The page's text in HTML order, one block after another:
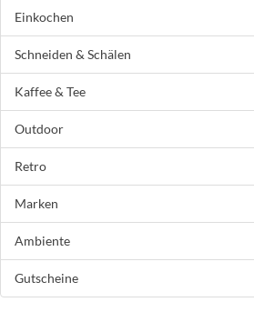
Einkochen
Schneiden & Schälen
Kaffee & Tee
Outdoor
Retro
Marken
Ambiente
Gutscheine